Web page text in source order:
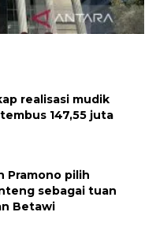
perihal isbat
realisasi mudik
147,55 juta
Pramono pilih
sebagai tuan
Betawi